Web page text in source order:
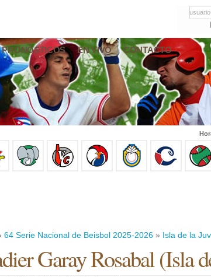
PRONÓSTICOS EN VIVO CONTACTO
64 Serie Nacional de Beisbol 2025-2026 » Isla de la
Garay Rosabal(Isla